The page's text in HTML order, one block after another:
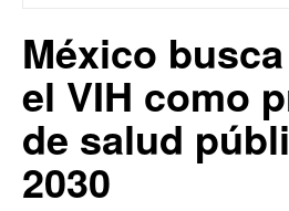
México
el VIH como
de salud
2030